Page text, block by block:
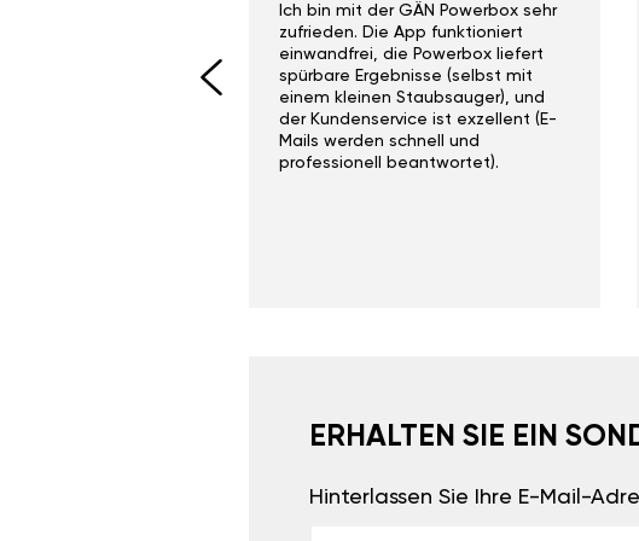
Ich bin mit der GÄN Powerbox sehr
zufrieden. Die App funktioniert
einwandfrei, die Powerbox liefert
spürbare Ergebnisse (selbst mit
einem kleinen Staubsauger), und
der Kundenservice ist exzellent (E-
Mails werden schnell und
professionell beantwortet).
ERHALTEN SIE EIN
Hinterlassen Sie Ihre E-Mail-